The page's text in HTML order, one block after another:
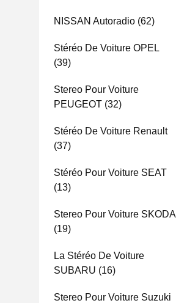
NISSAN Autoradio (62)
Stéréo De Voiture OPEL
(39)
Stereo Pour Voiture
PEUGEOT (32)
Stéréo De Voiture Renault
(37)
Stéréo Pour Voiture SEAT
(13)
Stereo Pour Voiture SKODA
(19)
La Stéréo De Voiture
SUBARU (16)
Stereo Pour Voiture Suzuki